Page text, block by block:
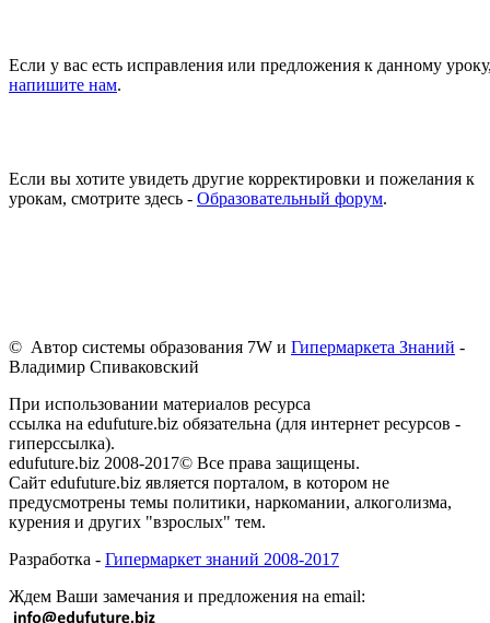
Если у вас есть исправления или предложения к данному
напишите нам.
Если вы хотите увидеть другие корректировки и пожелания к
урокам, смотрите здесь - Образовательный форум.
© Автор системы образования 7W и Гипермаркета Знаний -
Владимир Спиваковский
При использовании материалов ресурса
ссылка на edufuture.biz обязательна (для интернет ресурсов -
гиперссылка).
edufuture.biz 2008-2017© Все права защищены.
Сайт edufuture.biz является порталом, в котором не
предусмотрены темы политики, наркомании, алкоголизма,
курения и других "взрослых" тем.
Разработка - Гипермаркет знаний 2008-2017
Ждем Ваши замечания и предложения на email: